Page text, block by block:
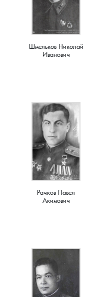
Шмельков Николай
Иванович
Рачков Павел
Акимович
Новосёлка, деревня
Остров, деревня
Пенкино, деревня
Пигасово, деревня
Пирогово, деревня
Пищихино , деревня
Пожарницы, деревня
Полушино, деревня